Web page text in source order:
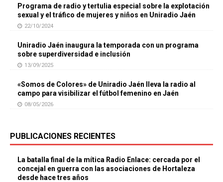
Programa de radio y tertulia especial sobre la explotación
sexual y el tráfico de mujeres y niños en Uniradio Jaén
22/10/2024
Uniradio Jaén inaugura la temporada con un programa
sobre superdiversidad e inclusión
13/09/2025
«Somos de Colores» de Uniradio Jaén lleva la radio al
campo para visibilizar el fútbol femenino en Jaén
08/05/2026
PUBLICACIONES RECIENTES
La batalla final de la mítica Radio Enlace: cercada por el
concejal en guerra con las asociaciones de Hortaleza
desde hace tres años